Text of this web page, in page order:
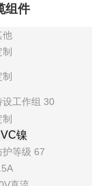
组件
他
制
制
设工作组 30
制
镍
护等级 67